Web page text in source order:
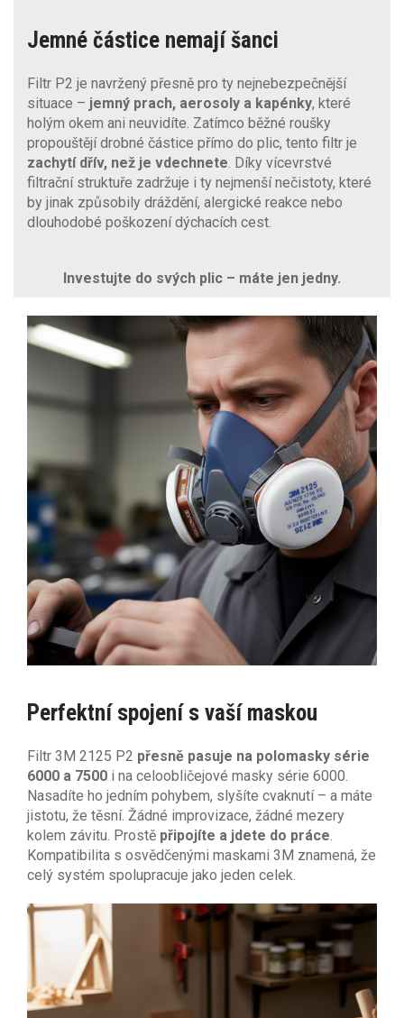
Jemné částice nemají šanci
Filtr P2 je navržený přesně pro ty nejnebezpečnější
situace – jemný prach, aerosoly a kapénky, které
holým okem ani neuvidíte. Zatímco běžné roušky
propouštějí drobné částice přímo do plic, tento filtr je
zachytí dřív, než je vdechnete . Díky vícevrstvé
filtrační struktuře zadržuje i ty nejmenší nečistoty, které
by jinak způsobily dráždění, alergické reakce nebo
dlouhodobé poškození dýchacích cest.
Investujte do svých plic – máte jen jedny.
Perfektní spojení s vaší maskou
Filtr 3M 2125 P2 přesně pasuje na polomasky série
6000 a 7500 i na celoobličejové masky série 6000.
Nasadíte ho jedním pohybem, slyšíte cvaknutí – a máte
jistotu, že těsní. Žádné improvizace, žádné mezery
kolem závitu. Prostě připojíte a jdete do práce
Kompatibilita s osvědčenými maskami 3M znamená, že
celý systém spolupracuje jako jeden celek.